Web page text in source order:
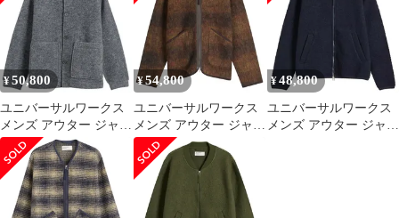
ブラウン
ック
ンディゴ
¥50,800
ユニバーサルワークス
メンズ アウター ジャケ
ット・ブルゾン ウール
フリース Universal
Works Wool Fleece Rams
Jacket Grey Marl グレー
¥54,800
ユニバーサルワークス
メンズ アウター ジャケ
ット・ブルゾン フリー
ス Universal Works Alps
Fleece Zip Liner Jacket
Brown ブラウン
¥48,800
ユニバーサルワークス
メンズ アウター ジャケ